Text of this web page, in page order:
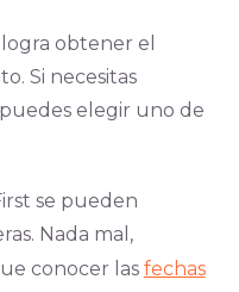
obtener el
Si necesitas
elegir uno de
se pueden
Nada mal,
conocer las fechas